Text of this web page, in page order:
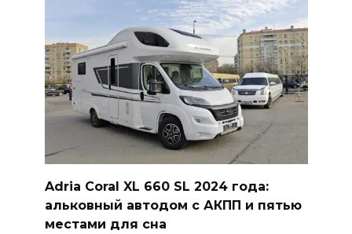
Adria Coral XL 660 SL 2024 года:
альковный автодом с АКПП и пятью
местами для сна